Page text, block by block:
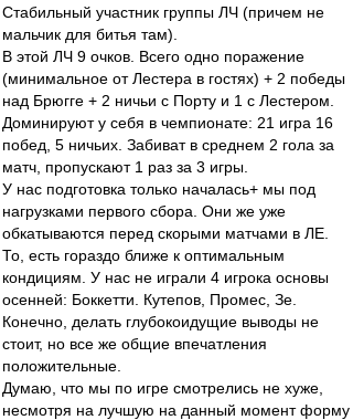
Стабильный участник группы ЛЧ (причем не
мальчик для битья там).
В этой ЛЧ 9 очков. Всего одно поражение
(минимальное от Лестера в гостях) + 2 победы
над Брюгге + 2 ничьи с Порту и 1 с Лестером.
Доминируют у себя в чемпионате: 21 игра 16
побед, 5 ничьих. Забиват в среднем 2 гола за
матч, пропускают 1 раз за 3 игры.
У нас подготовка только началась+ мы под
нагрузками первого сбора. Они же уже
обкатываются перед скорыми матчами в ЛЕ.
То, есть гораздо ближе к оптимальным
кондициям. У нас не играли 4 игрока основы
осенней: Боккетти. Кутепов, Промес, Зе.
Конечно, делать глубокоидущие выводы не
стоит, но все же общие впечатления
положительные.
Думаю, что мы по игре смотрелись не хуже,
несмотря на лучшую на данный момент форму